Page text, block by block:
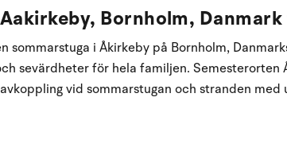
Bornholm,
sommarstuga i Åkirkeby på Bornholm,
sevärdheter för hela familjen.
vid sommarstugan och stranden